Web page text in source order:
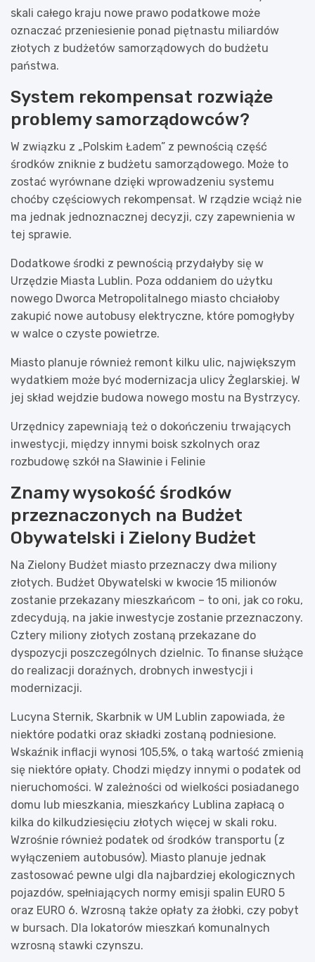
skali całego kraju nowe prawo podatkowe może
oznaczać przeniesienie ponad piętnastu miliardów
złotych z budżetów samorządowych do budżetu
państwa.
System rekompensat rozwiąże
problemy samorządowców?
W związku z „Polskim Ładem” z pewnością część
środków zniknie z budżetu samorządowego. Może to
zostać wyrównane dzięki wprowadzeniu systemu
choćby częściowych rekompensat. W rządzie wciąż nie
ma jednak jednoznacznej decyzji, czy zapewnienia w
tej sprawie.
Dodatkowe środki z pewnością przydałyby się w
Urzędzie Miasta Lublin. Poza oddaniem do użytku
nowego Dworca Metropolitalnego miasto chciałoby
zakupić nowe autobusy elektryczne, które pomogłyby
w walce o czyste powietrze.
Miasto planuje również remont kilku ulic, największym
wydatkiem może być modernizacja ulicy Żeglarskiej. W
jej skład wejdzie budowa nowego mostu na Bystrzycy.
Urzędnicy zapewniają też o dokończeniu trwających
inwestycji, między innymi boisk szkolnych oraz
rozbudowę szkół na Sławinie i Felinie
Znamy wysokość środków
przeznaczonych na Budżet
Obywatelski i Zielony Budżet
Na Zielony Budżet miasto przeznaczy dwa miliony
złotych. Budżet Obywatelski w kwocie 15 milionów
zostanie przekazany mieszkańcom – to oni, jak co roku,
zdecydują, na jakie inwestycje zostanie przeznaczony.
Cztery miliony złotych zostaną przekazane do
dyspozycji poszczególnych dzielnic. To finanse służące
do realizacji doraźnych, drobnych inwestycji i
modernizacji.
Lucyna Sternik, Skarbnik w UM Lublin zapowiada, że
niektóre podatki oraz składki zostaną podniesione.
Wskaźnik inflacji wynosi 105,5%, o taką wartość zmienią
się niektóre opłaty. Chodzi między innymi o podatek od
nieruchomości. W zależności od wielkości posiadanego
domu lub mieszkania, mieszkańcy Lublina zapłacą o
kilka do kilkudziesięciu złotych więcej w skali roku.
Wzrośnie również podatek od środków transportu (z
wyłączeniem autobusów). Miasto planuje jednak
zastosować pewne ulgi dla najbardziej ekologicznych
pojazdów, spełniających normy emisji spalin EURO 5
oraz EURO 6. Wzrosną także opłaty za żłobki, czy pobyt
w bursach. Dla lokatorów mieszkań komunalnych
wzrosną stawki czynszu.